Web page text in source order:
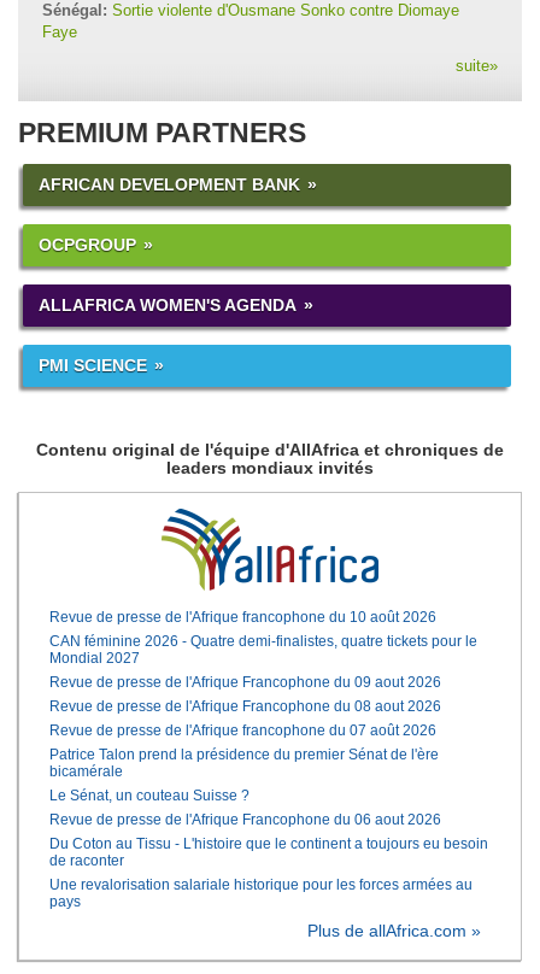
Sénégal: Sortie violente d'Ousmane Sonko contre Diomaye
Faye
suite»
PREMIUM PARTNERS
AFRICAN DEVELOPMENT BANK
OCPGROUP
ALLAFRICA WOMEN'S AGENDA
PMI SCIENCE
Contenu original de l'équipe d'AllAfrica et chroniques de
leaders mondiaux invités
Revue de presse de l'Afrique francophone du 10 août 2026
CAN féminine 2026 - Quatre demi-finalistes, quatre tickets pour le
Mondial 2027
Revue de presse de l'Afrique Francophone du 09 aout 2026
Revue de presse de l'Afrique Francophone du 08 aout 2026
Revue de presse de l'Afrique francophone du 07 août 2026
Patrice Talon prend la présidence du premier Sénat de l'ère
bicamérale
Le Sénat, un couteau Suisse ?
Revue de presse de l'Afrique Francophone du 06 aout 2026
Du Coton au Tissu - L'histoire que le continent a toujours eu besoin
de raconter
Une revalorisation salariale historique pour les forces armées au
pays
Plus de allAfrica.com »